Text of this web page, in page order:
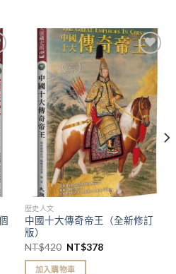
加入
「願
望清
單」
歷史人文
中國十大傳奇帝王（全新修訂
版）
NT$420 NT$378
加入購物車